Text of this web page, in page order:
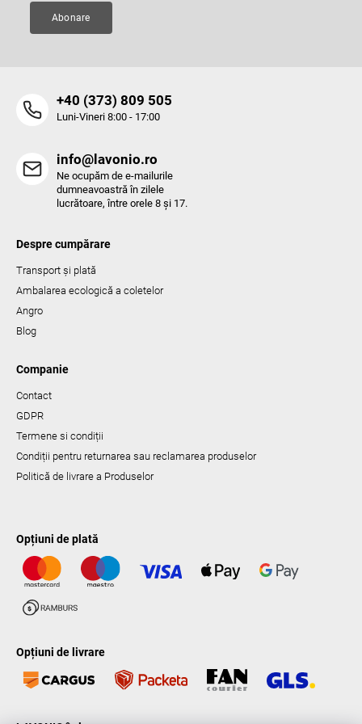
Abonare
‭+40 (373) 809 505‬
Luni-Vineri 8:00 - 17:00
info@lavonio.ro
Ne ocupăm de e-mailurile
dumneavoastră în zilele
lucrătoare, între orele 8 și 17.
Despre cumpărare
Transport și plată
Ambalarea ecologică a coletelor
Angro
Blog
Companie
Contact
GDPR
Termene si condiții
Condiții pentru returnarea sau reclamarea produselor
Politică de livrare a Produselor
Opțiuni de plată
Opțiuni de livrare